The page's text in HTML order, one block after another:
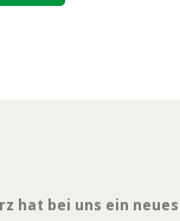
hat bei uns ein